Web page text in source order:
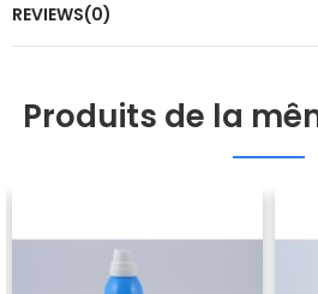
REVIEWS(0)
Produits de la